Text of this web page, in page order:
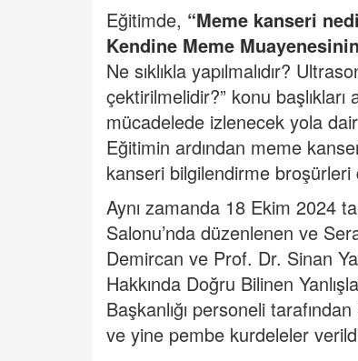
Eğitimde, “Meme kanseri
Kendine Meme
Ne sıklıkla yapılmalıdır?
çektirilmelidir?” konu
mücadelede izlenecek yola dair
Eğitimin ardından meme
kanseri bilgilendirme broşürleri
Aynı zamanda 18 Ekim 2024
Salonu’nda düzenlenen ve
Demircan ve Prof. Dr. Sinan
Hakkında Doğru Bilinen
Başkanlığı personeli
ve yine pembe kurdeleler